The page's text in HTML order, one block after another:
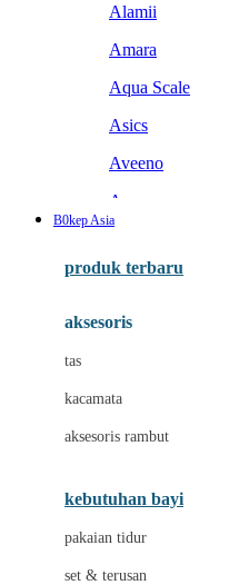
Alamii
Amara
Aqua Scale
Asics
Aveeno
Awan
Baabaasheepz
Baby Dove
Baby Jogger
B0kep Asia
produk terbaru
aksesoris
tas
kacamata
aksesoris rambut
kebutuhan bayi
pakaian tidur
set & terusan